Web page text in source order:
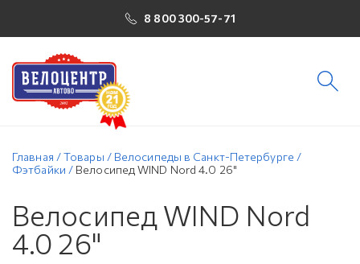
8 800 300-57-71
Главная /Товары / Велосипеды в Санкт-Петербурге /
Фэтбайки / Велосипед WIND Nord 4.0 26"
Велосипед WIND Nord
4.0 26"